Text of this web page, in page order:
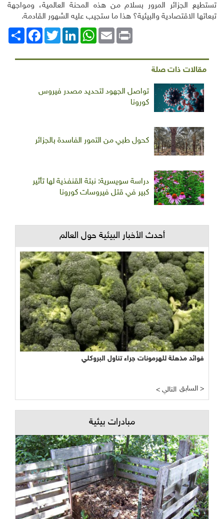
تستطيع الجزائر المرور بسلام من هذه المحنة العالمية، ومواجهة
تبعاتها الاقتصادية والبيئية؟ هذا ما ستجيب عليه الشهور القادمة.
انشر
FacebookTwitterLinkedIn
WhatsAppEmail Print
مقالات ذات صلة
تواصل الجهود لتحديد مصدر فيروس
كورونا
كحول طبي من التمور الفاسدة بالجزائر
دراسة سويسرية: نبتة القنفذية لها تأثير
كبير في قتل فيروسات كورونا
أحدث الأخبار البيئية حول العالم
فوائد مذهلة للهرمونات جراء تناول البروكلي
< التالي السابق >
مبادرات بيئية